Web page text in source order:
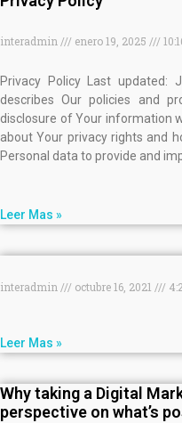
interadmin enero 19, 2025
Privacy Policy Last updated:
describes Our policies and
disclosure of Your information
about Your privacy rights and
Personal data to provide and
Leer Mas »
interadmin octubre 16, 2021
Leer Mas »
Why taking a Digital
perspective on what’s